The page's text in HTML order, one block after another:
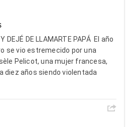
DE LLAMARTE PAPÁ El año
se vio estremecido por una
Pelicot, una mujer francesa,
diez años siendo violentada